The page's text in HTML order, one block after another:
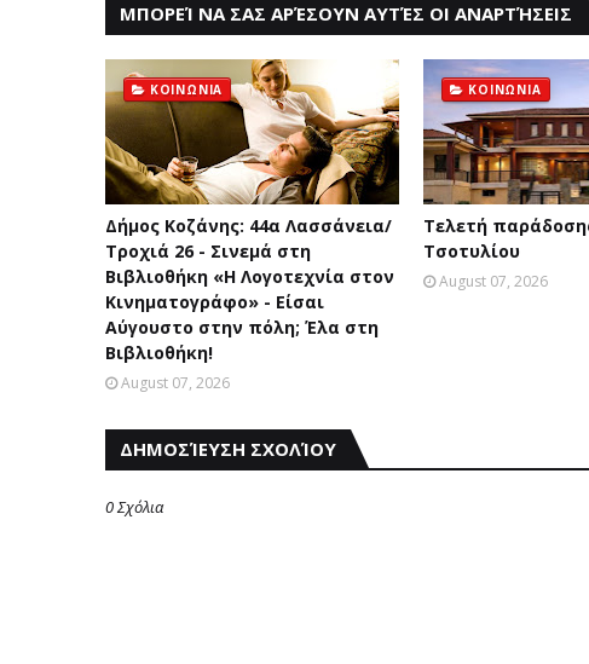
ΜΠΟΡΕΊ ΝΑ ΣΑΣ ΑΡΈΣΟΥΝ ΑΥΤΈΣ ΟΙ ΑΝΑΡΤΉΣΕΙΣ
ΚΟΙΝΩΝΙΑ
Δήμος Κοζάνης: 44α Λασσάνεια/
Τροχιά 26 - Σινεμά στη
Βιβλιοθήκη «Η Λογοτεχνία στον
Κινηματογράφο» - Είσαι
Αύγουστο στην πόλη; Έλα στη
Βιβλιοθήκη!
August 07, 2026
ΚΟΙΝΩΝΙΑ
Τελετή
Τσοτυλίου
August 07, 2026
ΔΗΜΟΣΊΕΥΣΗ ΣΧΟΛΊΟΥ
0 Σχόλια